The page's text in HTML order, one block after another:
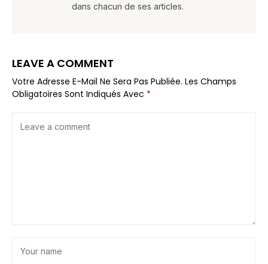
dans chacun de ses articles.
LEAVE A COMMENT
Votre Adresse E-Mail Ne Sera Pas Publiée. Les Champs
Obligatoires Sont Indiqués Avec *